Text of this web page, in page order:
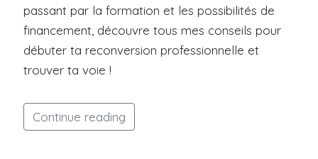
passant par la formation et les possibilités de
financement, découvre tous mes conseils pour
débuter ta reconversion professionnelle et
trouver ta voie !
Continue reading